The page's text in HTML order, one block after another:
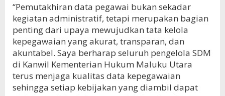
“Pemutakhiran data pegawai bukan sekadar
kegiatan administratif, tetapi merupakan bagian
penting dari upaya mewujudkan tata kelola
kepegawaian yang akurat, transparan, dan
akuntabel. Saya berharap seluruh pengelola SDM
di Kanwil Kementerian Hukum Maluku Utara
terus menjaga kualitas data kepegawaian
sehingga setiap kebijakan yang diambil dapat